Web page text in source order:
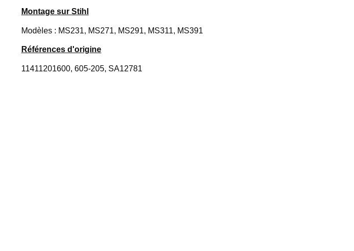
Montage sur Stihl
Modèles : MS231, MS271, MS291, MS311, MS391
Références d'origine
11411201600, 605-205, SA12781